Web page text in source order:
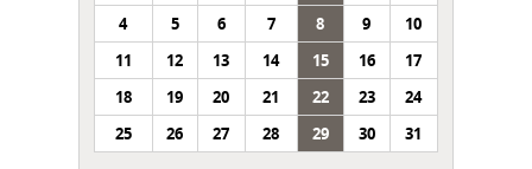
4
5 6 7 8 9
10
11
12 13 14 15 16
17
18
19 20 21 22 23
24
25
26 27 28 29 30 31